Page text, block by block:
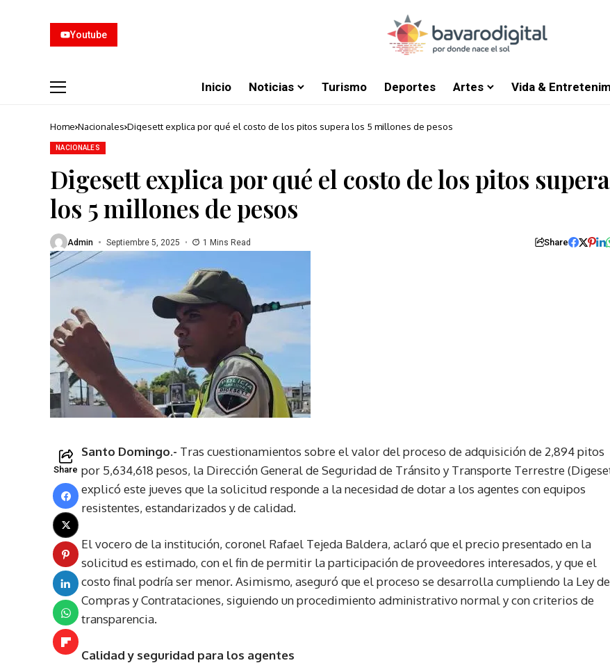
Youtube
Inicio Noticias Turismo Deportes Artes Vida &
Home Nacionales Digesett explica por qué el costo de los pitos supera los 5 millones de pesos
NACIONALES
Digesett explica por qué el costo de los pitos supera
los 5 millones de pesos
Admin Septiembre 5, 2025 1 Mins Read Share
Share
Santo Domingo.- Tras cuestionamientos sobre el valor del proceso de adquisición de 2,894 pitos
por 5,634,618 pesos, la Dirección General de Seguridad de Tránsito y Transporte Terrestre
explicó este jueves que la solicitud responde a la necesidad de dotar a los agentes con equipos
resistentes, estandarizados y de calidad.
El vocero de la institución, coronel Rafael Tejeda Baldera, aclaró que el precio presentado en la
solicitud es estimado, con el fin de permitir la participación de proveedores interesados, y que el
costo final podría ser menor. Asimismo, aseguró que el proceso se desarrolla cumpliendo la Ley de
Compras y Contrataciones, siguiendo un procedimiento administrativo normal y con criterios de
transparencia.
Calidad y seguridad para los agentes